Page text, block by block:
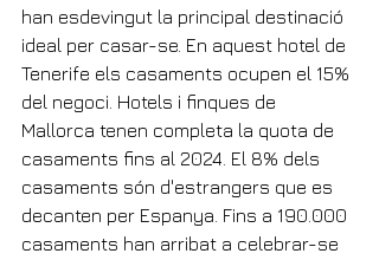
han esdevingut la principal destinació
ideal per casar-se. En aquest hotel de
Tenerife els casaments ocupen el 15%
del negoci. Hotels i finques de
Mallorca tenen completa la quota de
casaments fins al 2024. El 8% dels
casaments són d'estrangers que es
decanten per Espanya. Fins a 190.000
casaments han arribat a celebrar-se